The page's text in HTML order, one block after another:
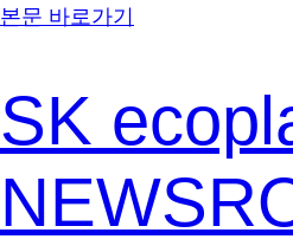
본문 바로가기
SK